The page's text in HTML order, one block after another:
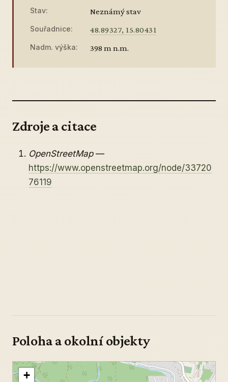
Stav: Neznámý stav
Souřadnice: 48.89327, 15.80431
Nadm. výška: 398 m n.m.
Zdroje a citace
OpenStreetMap—
https://www.openstreetmap.org/node/33720
76119
Poloha a okolní objekty
+